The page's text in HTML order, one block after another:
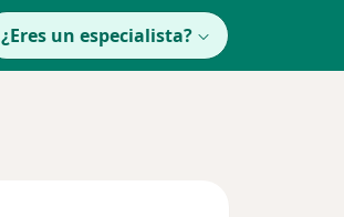
¿Eres un especialista?